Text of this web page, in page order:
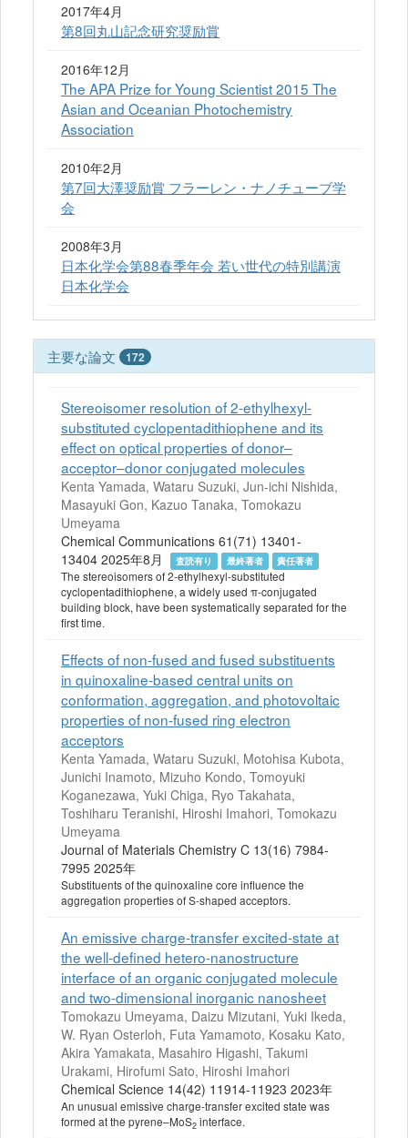
2017年4月
第8回丸山記念研究奨励賞
2016年12月
The APA Prize for Young Scientist 2015 The
Asian and Oceanian Photochemistry
Association
2010年2月
第7回大澤奨励賞 フラーレン・ナノチューブ学
会
2008年3月
日本化学会第88春季年会 若い世代の特別講演
日本化学会
主要な論文 172
Stereoisomer resolution of 2-ethylhexyl-
substituted cyclopentadithiophene and its
effect on optical properties of donor–
acceptor–donor conjugated molecules
Kenta Yamada, Wataru Suzuki, Jun-ichi Nishida,
Masayuki Gon, Kazuo Tanaka, Tomokazu
Umeyama
Chemical Communications 61(71) 13401-
13404 2025年8月
査読有り 最終著者 責任著者
The stereoisomers of 2-ethylhexyl-substituted
cyclopentadithiophene, a widely used π-conjugated
building block, have been systematically separated for the
first time.
Effects of non-fused and fused substituents
in quinoxaline-based central units on
conformation, aggregation, and photovoltaic
properties of non-fused ring electron
acceptors
Kenta Yamada, Wataru Suzuki, Motohisa Kubota,
Junichi Inamoto, Mizuho Kondo, Tomoyuki
Koganezawa, Yuki Chiga, Ryo Takahata,
Toshiharu Teranishi, Hiroshi Imahori, Tomokazu
Umeyama
Journal of Materials Chemistry C 13(16) 7984-
7995 2025年
Substituents of the quinoxaline core influence the
aggregation properties of S-shaped acceptors.
An emissive charge-transfer excited-state at
the well-defined hetero-nanostructure
interface of an organic conjugated molecule
and two-dimensional inorganic nanosheet
Tomokazu Umeyama, Daizu Mizutani, Yuki Ikeda,
W. Ryan Osterloh, Futa Yamamoto, Kosaku Kato,
Akira Yamakata, Masahiro Higashi, Takumi
Urakami, Hirofumi Sato, Hiroshi Imahori
Chemical Science 14(42) 11914-11923 2023年
An unusual emissive charge-transfer excited state was
formed at the pyrene–MoS2 interface.